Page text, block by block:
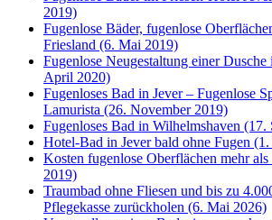
2019)
Fugenlose Bäder, fugenlose
Friesland (6. Mai 2019)
Fugenlose Neugestaltung einer Dusche
April 2020)
Fugenloses Bad in Jever – Fugenlose
Lamurista (26. November 2019)
Fugenloses Bad in Wilhelmshaven (17.
Hotel-Bad in Jever bald ohne Fugen
Kosten fugenlose Oberflächen mehr
2019)
Traumbad ohne Fliesen und bis zu
Pflegekasse zurückholen (6. Mai 2026)